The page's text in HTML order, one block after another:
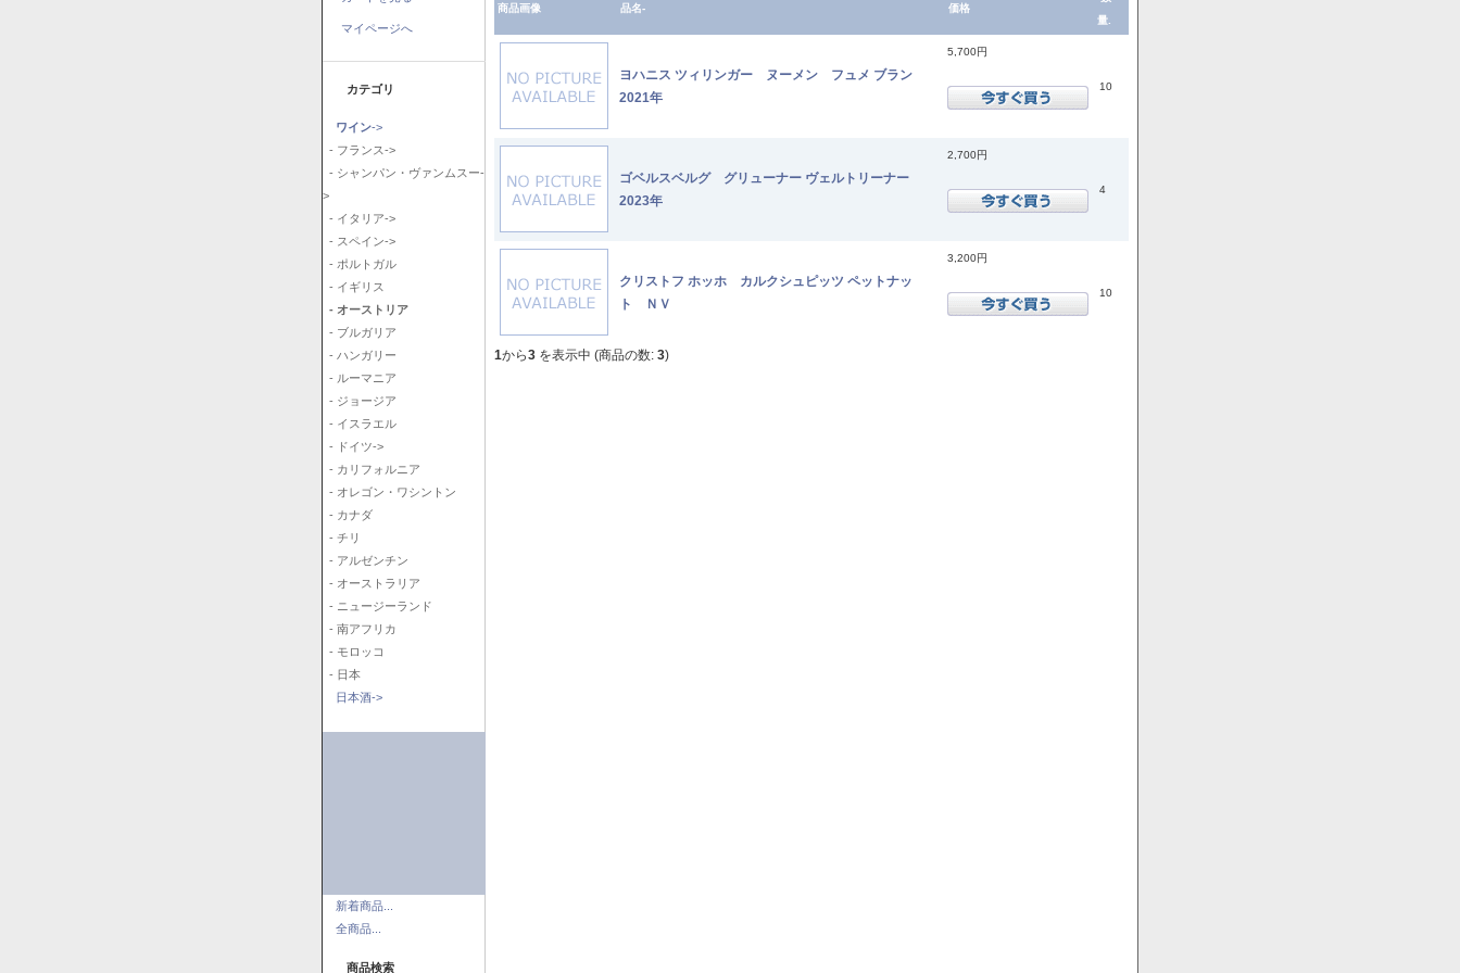
マイページへ
カテゴリ
ワイン->
- フランス->
- シャンパン・ヴァンムスー-
>
- イタリア->
- スペイン->
- ポルトガル
- イギリス
- オーストリア
- ブルガリア
- ハンガリー
- ルーマニア
- ジョージア
- イスラエル
- ドイツ->
- カリフォルニア
- オレゴン・ワシントン
- カナダ
- チリ
- アルゼンチン
- オーストラリア
- ニュージーランド
- 南アフリカ
- モロッコ
- 日本
日本酒->
新着商品...
全商品...
商品検索
商品画像 品名- 価格
量.
ヨハニス ツィリンガー ヌーメン フュメ ブラン
2021年
5,700円
10
ゴベルスベルグ グリューナー ヴェルトリーナー
2023年
2,700円
4
クリストフ ホッホ カルクシュピッツ ペットナッ
ト ＮＶ
3,200円
10
1から3 を表示中 (商品の数: 3)